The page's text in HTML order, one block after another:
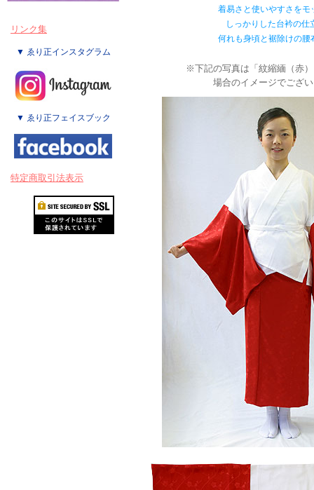
リンク集
▼ ゑり正インスタグラム
▼ ゑり正フェイスブック
特定商取引法表示
着易さと使いやすさを
しっかりした台衿の
何れも身頃と裾除けの
※下記の写真は「紋縮緬（赤
場合のイメージでござ